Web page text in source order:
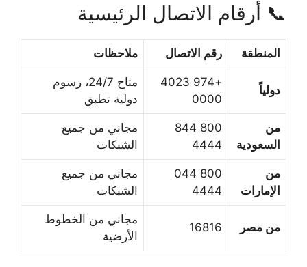
📞 أرقام الاتصال الرئيسية
المنطقة رقم الاتصال ملاحظات
دولياً
+974 4023
0000
متاح 24/7، رسوم
دولية تطبق
من
السعودية
800 844
4444
مجاني من جميع
الشبكات
من
الإمارات
800 044
4444
مجاني من جميع
الشبكات
من مصر 16816
مجاني من الخطوط
الأرضية